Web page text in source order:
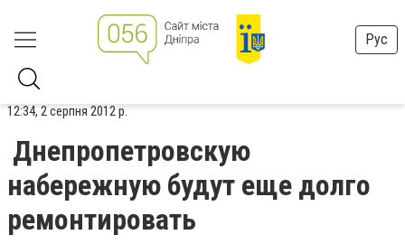
Рус
12:34, 2 серпня 2012 р.
Днепропетровскую
набережную будут еще долго
ремонтировать